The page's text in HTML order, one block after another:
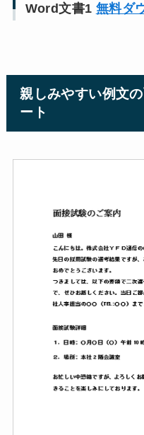
Word文書1 無料ダ
親しみやすい例文
ート